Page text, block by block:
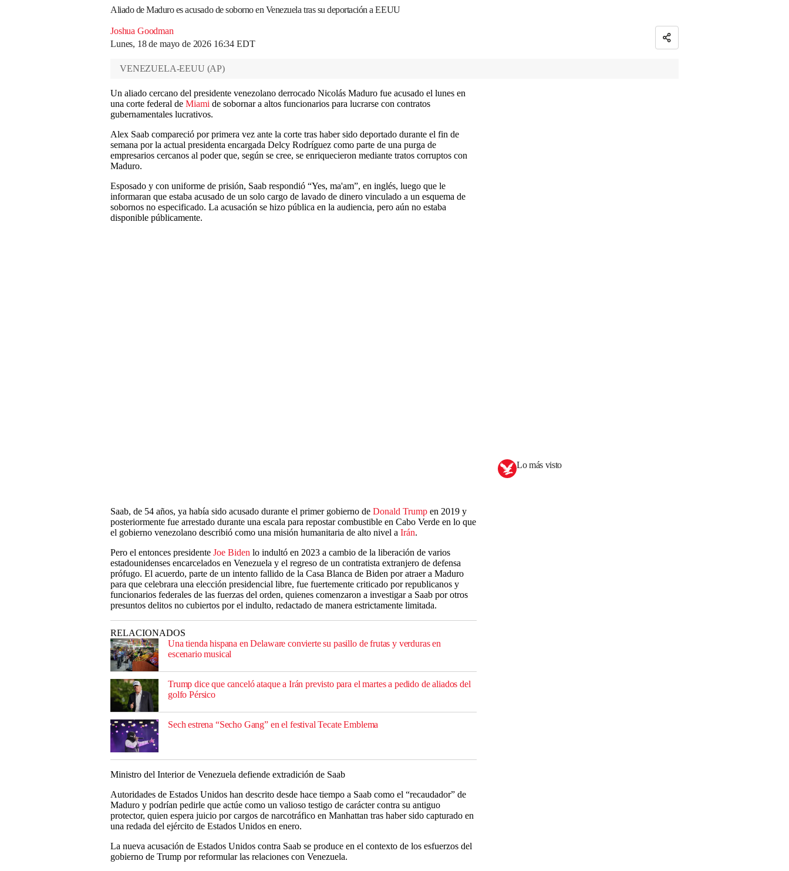
Aliado de Maduro es acusado de soborno en Venezuela tras su deportación a EEUU
Joshua Goodman
Lunes, 18 de mayo de 2026 16:34 EDT
VENEZUELA-EEUU (AP)
Un aliado cercano del presidente venezolano derrocado Nicolás Maduro fue acusado el lunes en
una corte federal de Miami de sobornar a altos funcionarios para lucrarse con contratos
gubernamentales lucrativos.
Alex Saab compareció por primera vez ante la corte tras haber sido deportado durante el fin de
semana por la actual presidenta encargada Delcy Rodríguez como parte de una purga de
empresarios cercanos al poder que, según se cree, se enriquecieron mediante tratos corruptos con
Maduro.
Esposado y con uniforme de prisión, Saab respondió “Yes, ma'am”, en inglés, luego que le
informaran que estaba acusado de un solo cargo de lavado de dinero vinculado a un esquema de
sobornos no especificado. La acusación se hizo pública en la audiencia, pero aún no estaba
disponible públicamente.
Saab, de 54 años, ya había sido acusado durante el primer gobierno de Donald Trump en 2019 y
posteriormente fue arrestado durante una escala para repostar combustible en Cabo Verde en lo que
el gobierno venezolano describió como una misión humanitaria de alto nivel a Irán.
Pero el entonces presidente Joe Biden lo indultó en 2023 a cambio de la liberación de varios
estadounidenses encarcelados en Venezuela y el regreso de un contratista extranjero de defensa
prófugo. El acuerdo, parte de un intento fallido de la Casa Blanca de Biden por atraer a Maduro
para que celebrara una elección presidencial libre, fue fuertemente criticado por republicanos y
funcionarios federales de las fuerzas del orden, quienes comenzaron a investigar a Saab por otros
presuntos delitos no cubiertos por el indulto, redactado de manera estrictamente limitada.
RELACIONADOS
Una tienda hispana en Delaware convierte su pasillo de frutas y verduras en
escenario musical
Trump dice que canceló ataque a Irán previsto para el martes a pedido de aliados del
golfo Pérsico
Sech estrena “Secho Gang” en el festival Tecate Emblema
Ministro del Interior de Venezuela defiende extradición de Saab
Autoridades de Estados Unidos han descrito desde hace tiempo a Saab como el “recaudador” de
Maduro y podrían pedirle que actúe como un valioso testigo de carácter contra su antiguo
protector, quien espera juicio por cargos de narcotráfico en Manhattan tras haber sido capturado en
una redada del ejército de Estados Unidos en enero.
La nueva acusación de Estados Unidos contra Saab se produce en el contexto de los esfuerzos del
gobierno de Trump por reformular las relaciones con Venezuela.
Lo más visto